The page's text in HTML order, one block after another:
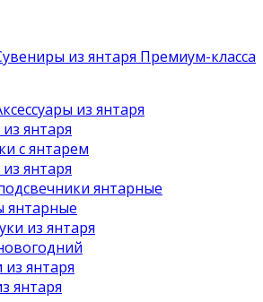
из янтаря Премиум-класса
из янтаря
янтаря
с янтарем
янтаря
янтарные
янтарные
из янтаря
янтаря
янтаря